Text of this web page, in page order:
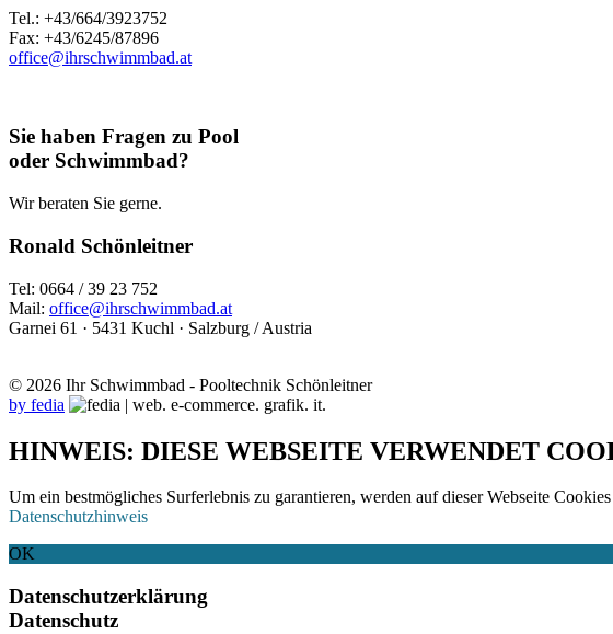
Tel.: +43/664/3923752
Fax: +43/6245/87896
office@ihrschwimmbad.at
Sie haben Fragen zu Pool
oder Schwimmbad?
Wir beraten Sie gerne.
Ronald Schönleitner
Tel: 0664 / 39 23 752
Mail: office@ihrschwimmbad.at
Garnei 61 · 5431 Kuchl · Salzburg / Austria
© 2026 Ihr Schwimmbad - Pooltechnik Schönleitner
by fedia
HINWEIS: DIESE WEBSEITE VERWENDET
Um ein bestmögliches Surferlebnis zu garantieren, werden auf dieser Webseite
Datenschutzhinweis
OK
Datenschutzerklärung
Datenschutz